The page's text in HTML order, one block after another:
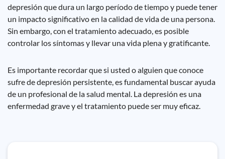
depresión que dura un largo período de tiempo y puede tener
un impacto significativo en la calidad de vida de una persona.
Sin embargo, con el tratamiento adecuado, es posible
controlar los síntomas y llevar una vida plena y gratificante.
Es importante recordar que si usted o alguien que conoce
sufre de depresión persistente, es fundamental buscar ayuda
de un profesional de la salud mental. La depresión es una
enfermedad grave y el tratamiento puede ser muy eficaz.